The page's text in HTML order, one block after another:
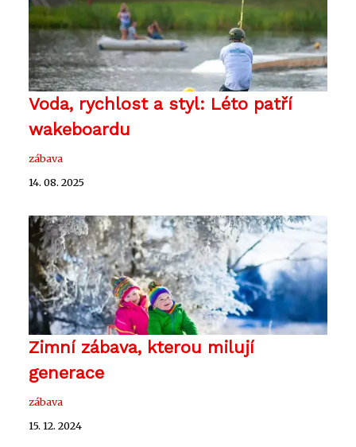
Voda, rychlost a styl: Léto patří
wakeboardu
zábava
14. 08. 2025
Zimní zábava, kterou milují
generace
zábava
15. 12. 2024